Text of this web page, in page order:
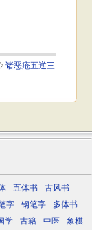
五体书
古风书
字 钢笔字
多体书
学 古籍 中医
象棋